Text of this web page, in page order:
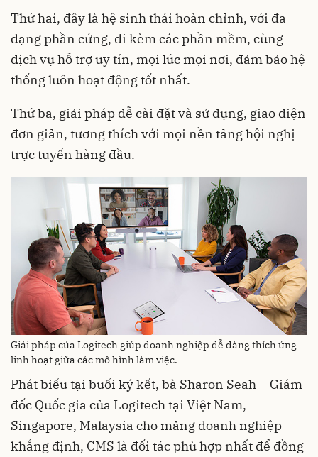
Thứ hai, đây là hệ sinh thái hoàn chỉnh, với đa
dạng phần cứng, đi kèm các phần mềm, cùng
dịch vụ hỗ trợ uy tín, mọi lúc mọi nơi, đảm bảo hệ
thống luôn hoạt động tốt nhất.
Thứ ba, giải pháp dễ cài đặt và sử dụng, giao diện
đơn giản, tương thích với mọi nền tảng hội nghị
trực tuyến hàng đầu.
Giải pháp của Logitech giúp doanh nghiệp dễ dàng thích ứng
linh hoạt giữa các mô hình làm việc.
Phát biểu tại buổi ký kết, bà Sharon Seah – Giám
đốc Quốc gia của Logitech tại Việt Nam,
Singapore, Malaysia cho mảng doanh nghiệp
khẳng định, CMS là đối tác phù hợp nhất để đồng